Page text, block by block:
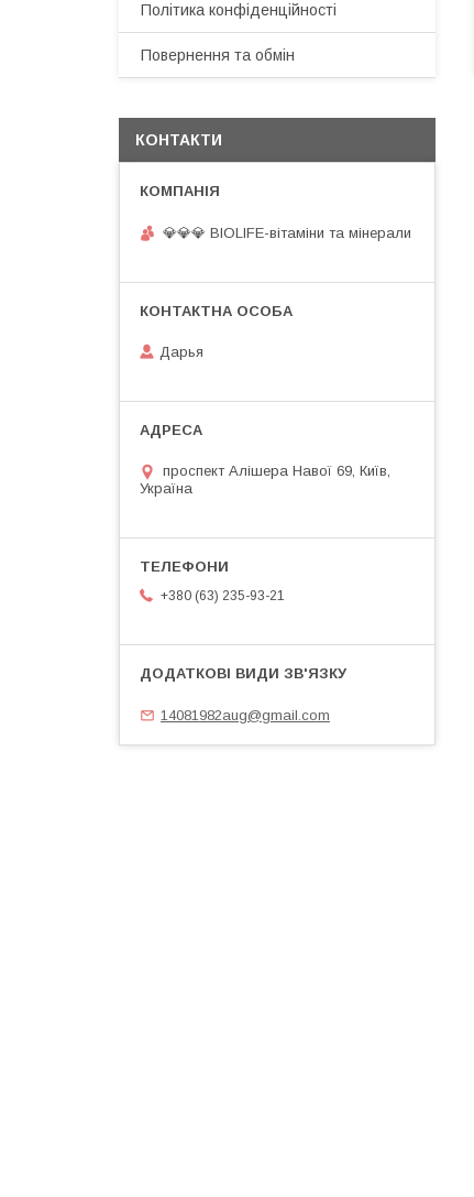
Політика конфіденційності
Повернення та обмін
КОНТАКТИ
💎💎💎 BIOLIFE-вітаміни та мінерали
Дарья
проспект Алішера Навої 69, Київ,
Україна
+380 (63) 235-93-21
14081982aug@gmail.com